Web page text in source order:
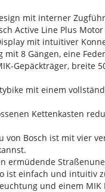
mit interner
Active Line Plus
mit intuitiver
8 Gängen, eine
Gepäckträger, breite
mit einem
Kettenkasten
von Bosch ist mit vier
ermüdende
ist einfach und intuitiv
und einem